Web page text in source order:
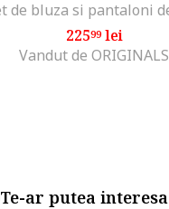
22599lei
Vandut de ORIGINALS
Te-ar putea interesa